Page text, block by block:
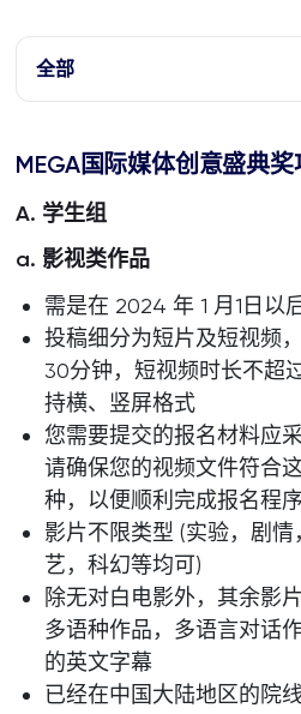
学院
校园生活
关于我们
全部
MEGA国际媒体创意盛典
A. 学生组
a. 影视类作品
需是在 2024 年 1 月1日以
投稿细分为短片及短视频
30分钟，短视频时长不超
持横、竖屏格式
您需要提交的报名材料应
请确保您的视频文件符合
种，以便顺利完成报名程
影片不限类型 (实验，剧
艺，科幻等均可)
除无对白电影外，其余影
多语种作品，多语言对话
的英文字幕
已经在中国大陆地区的院